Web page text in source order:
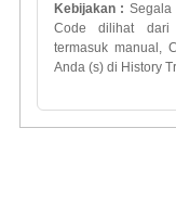
Kebijakan : Segala
Code dilihat dari
termasuk manual ,
Anda (s) di History